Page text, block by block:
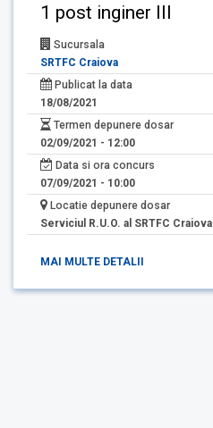
1 post inginer III
Sucursala
SRTFC Craiova
Publicat la data
18/08/2021
Termen depunere dosar
02/09/2021 - 12:00
Data si ora concurs
07/09/2021 - 10:00
Locatie depunere dosar
Serviciul R.U.O. al SRTFC Craiova
MAI MULTE DETALII